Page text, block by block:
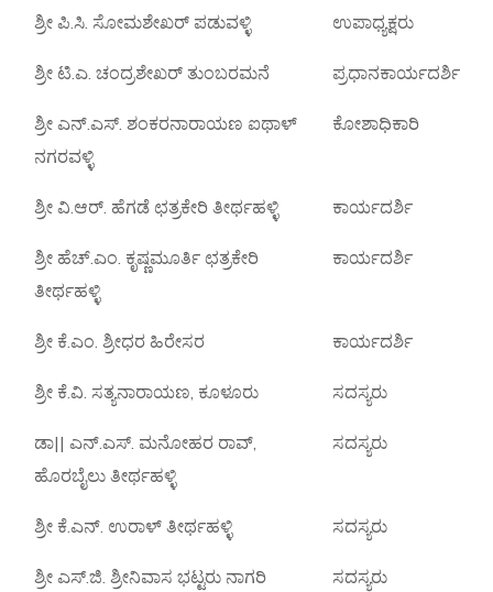
ಶ್ರೀ ಪಿ.ಸಿ. ಸೋಮಶೇಖರ್ ಪಡುವಳ್ಳಿ ಉಪಾಧ್ಯಕ್ಷರು
ಶ್ರೀ ಟಿ.ಎ. ಚಂದ್ರಶೇಖರ್ ತುಂಬರಮನೆ ಪ್ರಧಾನಕಾರ್ಯದರ್ಶಿ
ಶ್ರೀ ಎನ್.ಎಸ್. ಶಂಕರನಾರಾಯಣ ಐಥಾಳ್
ನಗರವಳ್ಳಿ
ಕೋಶಾಧಿಕಾರಿ
ಶ್ರೀ ವಿ.ಆರ್. ಹೆಗಡೆ ಛತ್ರಕೇರಿ ತೀರ್ಥಹಳ್ಳಿ ಕಾರ್ಯದರ್ಶಿ
ಶ್ರೀ ಹೆಚ್.ಎಂ. ಕೃಷ್ಣಮೂರ್ತಿ ಛತ್ರಕೇರಿ
ತೀರ್ಥಹಳ್ಳಿ
ಕಾರ್ಯದರ್ಶಿ
ಶ್ರೀ ಕೆ.ಎಂ. ಶ್ರೀಧರ ಹಿರೇಸರ ಕಾರ್ಯದರ್ಶಿ
ಶ್ರೀ ಕೆ.ವಿ. ಸತ್ಯನಾರಾಯಣ, ಕೂಳೂರು ಸದಸ್ಯರು
ಡಾ|| ಎನ್.ಎಸ್. ಮನೋಹರ ರಾವ್,
ಹೊರಬೈಲು ತೀರ್ಥಹಳ್ಳಿ
ಸದಸ್ಯರು
ಶ್ರೀ ಕೆ.ಎನ್. ಉರಾಳ್ ತೀರ್ಥಹಳ್ಳಿ ಸದಸ್ಯರು
ಶ್ರೀ ಎಸ್.ಜಿ. ಶ್ರೀನಿವಾಸ ಭಟ್ಟರು ನಾಗರಿ
ಸದಸ್ಯರು